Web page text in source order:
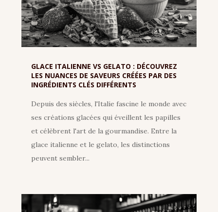
GLACE ITALIENNE VS GELATO : DÉCOUVREZ
LES NUANCES DE SAVEURS CRÉÉES PAR DES
INGRÉDIENTS CLÉS DIFFÉRENTS
Depuis des siècles, l'Italie fascine le monde avec
ses créations glacées qui éveillent les papilles
et célèbrent l'art de la gourmandise. Entre la
glace italienne et le gelato, les distinctions
peuvent sembler...